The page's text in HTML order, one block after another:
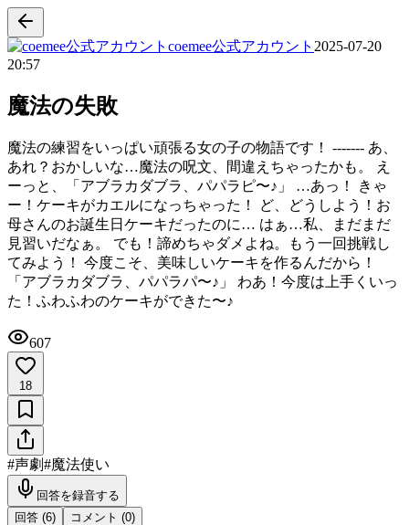
coemee公式アカウント 2025-07-20
20:57
魔法の失敗
魔法の練習をいっぱい頑張る女の子の物語です！ ------- あ、
あれ？おかしいな…魔法の呪文、間違えちゃったかも。 え
ーっと、「アブラカダブラ、パパラピ〜♪」 …あっ！ きゃ
ー！ケーキがカエルになっちゃった！ ど、どうしよう！お
母さんのお誕生日ケーキだったのに… はぁ…私、まだまだ
見習いだなぁ。 でも！諦めちゃダメよね。もう一回挑戦し
てみよう！ 今度こそ、美味しいケーキを作るんだから！
「アブラカダブラ、パパラパ〜♪」 わあ！今度は上手くいっ
た！ふわふわのケーキができた〜♪
607
18
#声劇#魔法使い
回答を録音する
回答 (6) コメント (0)